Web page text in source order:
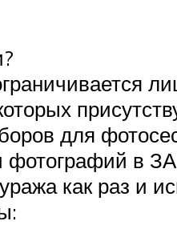
для
фотографий в
как раз и